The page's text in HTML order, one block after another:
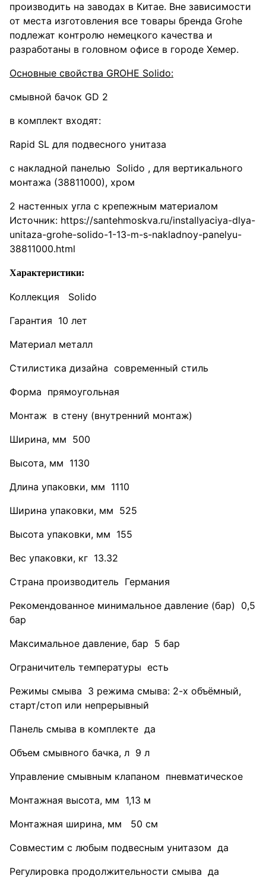
производить на заводах в Китае. Вне зависимости
от места изготовления все товары бренда Grohe
подлежат контролю немецкого качества и
разработаны в головном офисе в городе Хемер.
Основные свойства GROHE Solido:
смывной бачок GD 2
в комплект входят:
Rapid SL для подвесного унитаза
с накладной панелью Solido , для вертикального
монтажа (38811000), хром
2 настенных угла с крепежным материалом
Источник: https://santehmoskva.ru/installyaciya-dlya-
unitaza-grohe-solido-1-13-m-s-nakladnoy-panelyu-
38811000.html
Характеристики:
Коллекция Solido
Гарантия 10 лет
Материал металл
Стилистика дизайна современный стиль
Форма прямоугольная
Монтаж в стену (внутренний монтаж)
Ширина, мм 500
Высота, мм 1130
Длина упаковки, мм 1110
Ширина упаковки, мм 525
Высота упаковки, мм 155
Вес упаковки, кг 13.32
Страна производитель Германия
Рекомендованное минимальное давление (бар) 0,5
бар
Максимальное давление, бар 5 бар
Ограничитель температуры есть
Режимы смыва 3 режима смыва: 2-х объёмный,
старт/стоп или непрерывный
Панель смыва в комплекте да
Объем смывного бачка, л 9 л
Управление смывным клапаном пневматическое
Монтажная высота, мм 1,13 м
Монтажная ширина, мм 50 см
Совместим с любым подвесным унитазом да
Регулировка продолжительности смыва да